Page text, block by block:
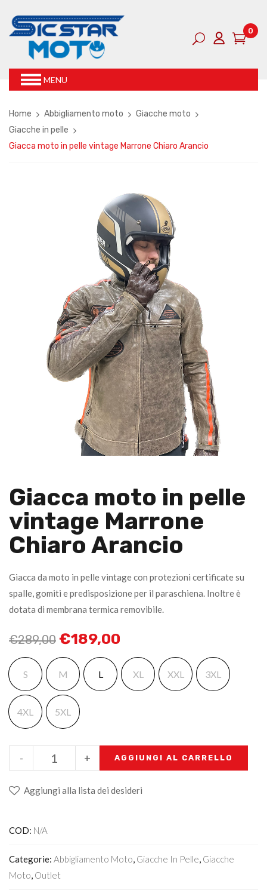
0
MENU
Home Abbigliamento moto
Giacche moto
Giacche in pelle
Giacca moto in pelle vintage Marrone Chiaro Arancio
Giacca moto in pelle
vintage Marrone
Chiaro Arancio
Giacca da moto in pelle vintage con protezioni certificate su
spalle, gomiti e predisposizione per il paraschiena. Inoltre è
dotata di membrana termica removibile.
€289,00 €189,00
S M L XL XXL 3XL
4XL 5XL
+
- AGGIUNGI AL CARRELLO
Aggiungi alla lista dei desideri
COD: N/A
Categorie: Abbigliamento Moto, Giacche In Pelle, Giacche
Moto, Outlet